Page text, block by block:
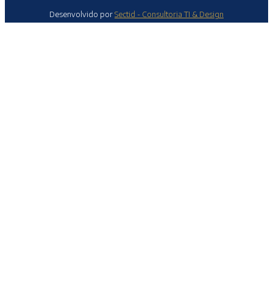
Desenvolvido porSectid - Consultoria TI & Design